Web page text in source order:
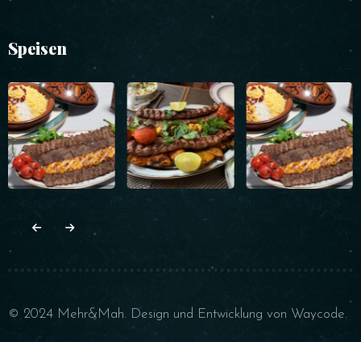
Speisen
© 2024 Mehr&Mah. Design und Entwicklung von Waycode.